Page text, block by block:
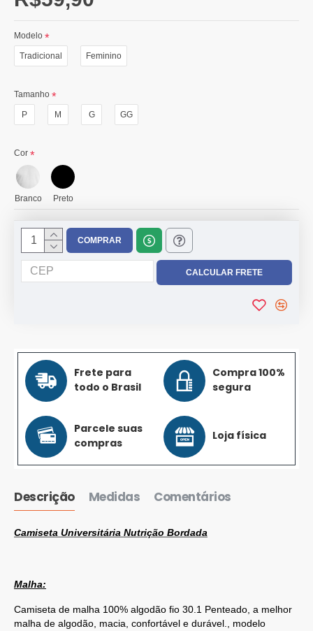
Modelo
Tradicional Feminino
Tamanho
P M G GG
Cor
Branco Preto
COMPRAR
Frete para
todo o Brasil
Compra 100%
segura
Parcele suas
compras
Loja física
Descrição Medidas Comentários
Camiseta Universitária Nutrição Bordada
Malha:
Camiseta de malha 100% algodão fio 30.1 Penteado, a melhor
malha de algodão, macia, confortável e durável.
, modelo